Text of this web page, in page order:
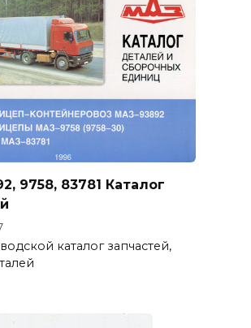
9758, 83781 Каталог
каталог запчастей,